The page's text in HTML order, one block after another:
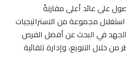
على عائد أعلى مقارنةً
استغلال مجموعة من الاستراتيجيات
في البحث عن أفضل الفرص
من خلال التنويع، وإدارة تلقائية